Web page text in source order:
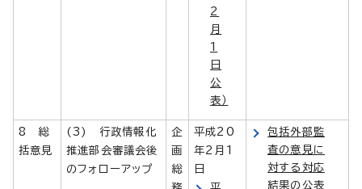
2
月
1
日
公
表）
8 総
括意見
(3) 行政情報化
推進部会審議会後
のフォローアップ
企
画
総
平成20
年2月1
日
包括外部監
査の意見に
対する対応
結果の公表